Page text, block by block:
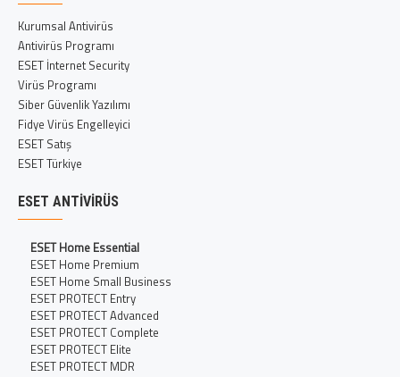
Kurumsal Antivirüs
Antivirüs Programı
ESET İnternet Security
Virüs Programı
Siber Güvenlik Yazılımı
Fidye Virüs Engelleyici
ESET Satış
ESET Türkiye
ESET ANTIVIRÜS
ESET Home Essential
ESET Home Premium
ESET Home Small Business
ESET PROTECT Entry
ESET PROTECT Advanced
ESET PROTECT Complete
ESET PROTECT Elite
ESET PROTECT MDR